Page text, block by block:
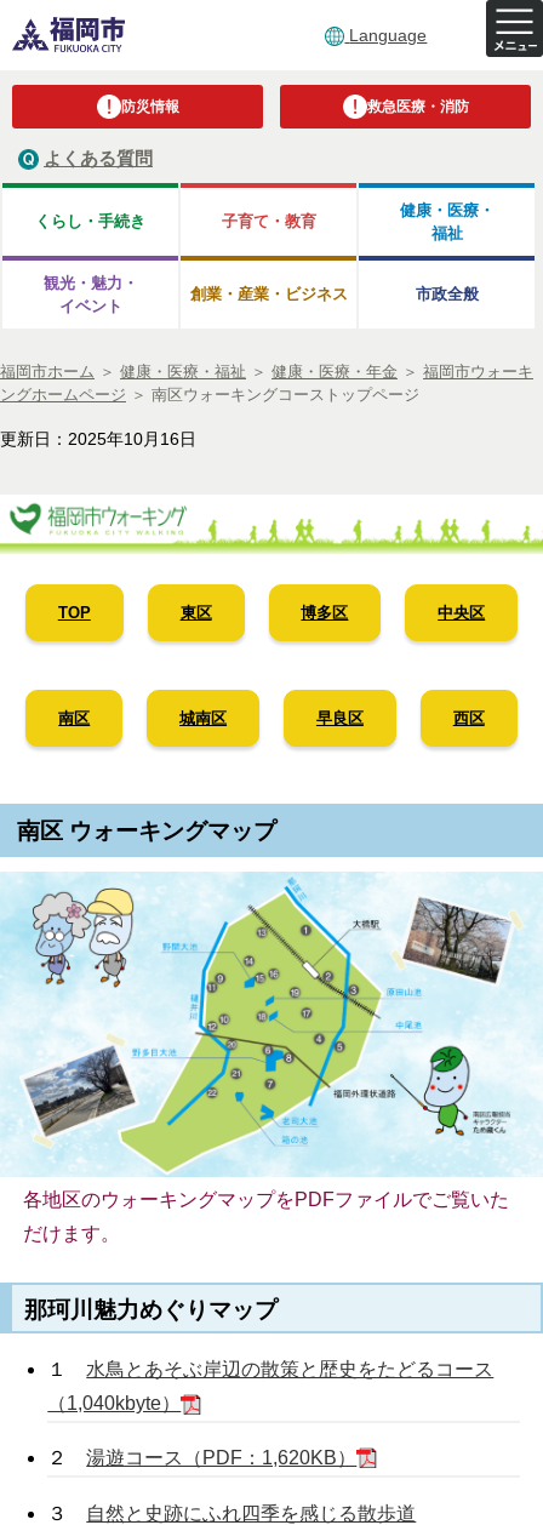
Language
防災情報 救急医療・消防
よくある質問
くらし・手続き 子育て・教育
健康・医療・
福祉
観光・魅力・
イベント
創業・産業・ビジネス 市政全般
福岡市ホーム ＞ 健康・医療・福祉 ＞ 健康・医療・年金 ＞ 福岡市ウォーキ
ングホームページ ＞ 南区ウォーキングコーストップページ
更新日：2025年10月16日
TOP 東区 博多区 中央区
南区 城南区 早良区 西区
南区 ウォーキングマップ
各地区のウォーキングマップをPDFファイルでご覧いた
だけます。
那珂川魅力めぐりマップ
１ 水鳥とあそぶ岸辺の散策と歴史をたどるコース
（1,040kbyte）
２湯遊コース（PDF：1,620KB）
３
自然と史跡にふれ四季を感じる散歩道